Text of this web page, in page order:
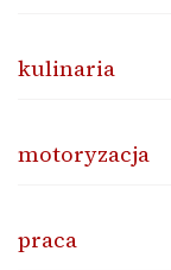
kulinaria
motoryzacja
praca